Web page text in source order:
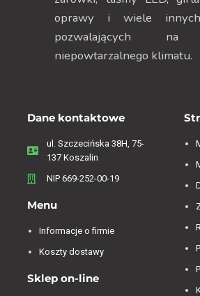
oprawy i wiele
pozwalających na
niepowtarzalnego klimatu.
Dane kontaktowe
ul. Szczecińska 38H, 75-
137 Koszalin
NIP 669-252-00-19
Menu
Informacje o firmie
Koszty dostawy
Sklep on-line